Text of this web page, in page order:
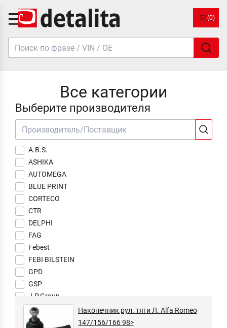
(0)
Все категории
Выберите производителя
A.B.S.
ASHIKA
AUTOMEGA
BLUE PRINT
CORTECO
CTR
DELPHI
FAG
Febest
FEBI BILSTEIN
GPD
GSP
J.P.Group
JPN
KAMOKA
Наконечник рул. тяги Л. Alfa Romeo
147/156/166 98>